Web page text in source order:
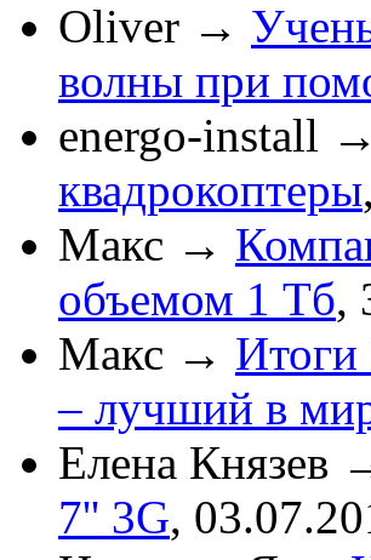
Oliver →
волны при
energo-install →
квадрокоптеры,
Макс →
объемом 1 Тб,
Макс →
– лучший в
Елена Князев
7'' 3G,